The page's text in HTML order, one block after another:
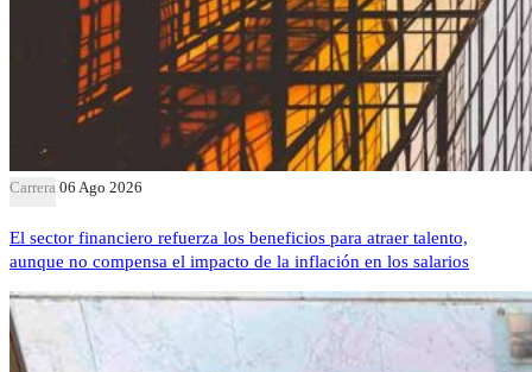
Carrera 06 Ago 2026
El sector financiero refuerza los beneficios para atraer talento,
aunque no compensa el impacto de la inflación en los salarios